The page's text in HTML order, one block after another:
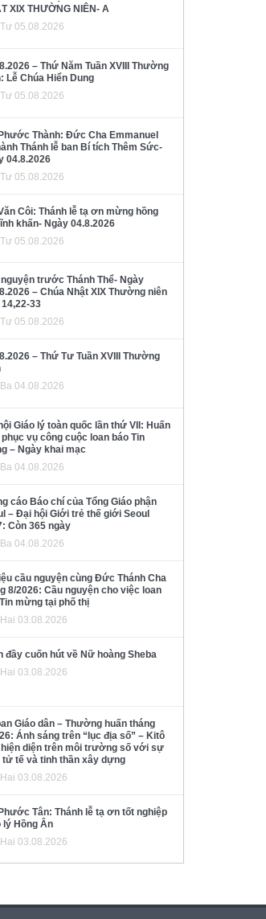
XIX THƯỜNG NIÊN- A
05.08.2026
– Thứ Năm Tuần XVIII Thường
Lễ Chúa Hiển Dung
05.08.2026
Thành: Đức Cha Emmanuel
Thánh lễ ban Bí tích Thêm Sức-
04.8.2026
05.08.2026
Côi: Thánh lễ tạ ơn mừng hồng
khấn- Ngày 04.8.2026
05.08.2026
trước Thánh Thể- Ngày
– Chúa Nhật XIX Thường niên
33
05.08.2026
– Thứ Tư Tuần XVIII Thường
04.08.2026
Giáo lý toàn quốc lần thứ VII: Huấn
vụ công cuộc loan báo Tin
– Ngày khai mạc
04.08.2026
cáo Báo chí của Tổng Giáo phận
– Đại hội Giới trẻ thế giới Seoul
Còn 365 ngày
04.08.2026
cầu nguyện cùng Đức Thánh Cha
8/2026: Cầu nguyện cho việc loan
mừng tại phố thị
03.08.2026
đầy cuốn hút về Nữ hoàng Sheba
03.08.2026
Giáo dân – Thường huấn tháng
Ánh sáng trên “lục địa số” – Kitô
diện trên môi trường số với sự
tử tế và tinh thần xây dựng
03.08.2026
Tân: Thánh lễ tạ ơn tốt nghiệp
lý Hồng Ân
03.08.2026